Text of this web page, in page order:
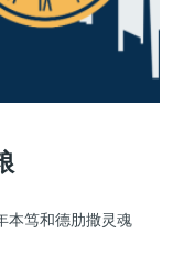
本笃和德肋撒灵魂